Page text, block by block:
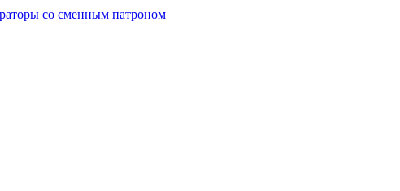
со сменным патроном